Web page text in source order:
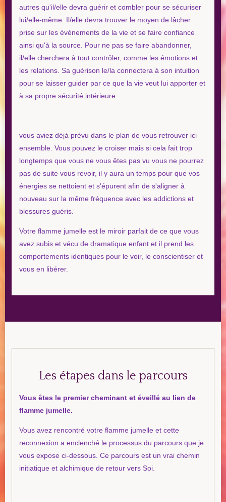
autres qu'il/elle devra guérir et combler pour se sécuriser
lui/elle-même. Il/elle devra trouver le moyen de lâcher
prise sur les événements de la vie et se faire confiance
ainsi qu'à la source. Pour ne pas se faire abandonner,
il/elle cherchera à tout contrôler, comme les émotions et
les relations. Sa guérison le/la connectera à son intuition
pour se laisser guider par ce que la vie veut lui apporter et
à sa propre sécurité intérieure.
vous aviez déjà prévu dans le plan de vous retrouver ici
ensemble. Vous pouvez le croiser mais si cela fait trop
longtemps que vous ne vous êtes pas vu vous ne pourrez
pas de suite vous revoir, il y aura un temps pour que vos
énergies se nettoient et s'épurent afin de s'aligner à
nouveau sur la même fréquence avec les addictions et
blessures guéris.
Votre flamme jumelle est le miroir parfait de ce que vous
avez subis et vécu de dramatique enfant et il prend les
comportements identiques pour le voir, le conscientiser et
vous en libérer.
Les étapes dans le parcours
Vous êtes le premier cheminant et éveillé au lien de
flamme jumelle.
Vous avez rencontré votre flamme jumelle et cette
reconnexion a enclenché le processus du parcours que je
vous expose ci-dessous. ​Ce parcours est un vrai chemin
initiatique et alchimique de retour vers Soi.